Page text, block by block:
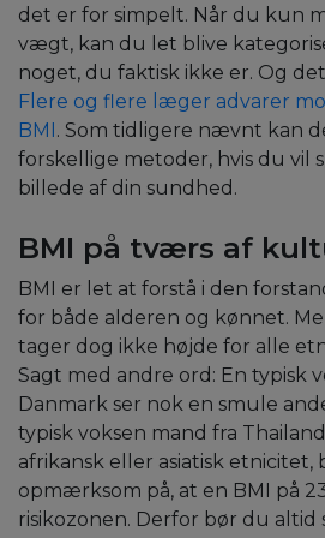
det er for simpelt. Når du kun
vægt, kan du let blive
noget, du faktisk ikke er. Og
Flere og flere læger advarer
BMI. Som tidligere nævnt kan
forskellige metoder, hvis du vil
billede af din sundhed.
BMI på tværs af
BMI er let at forstå i den
for både alderen og kønnet.
tager dog ikke højde for alle
Sagt med andre ord: En typisk
Danmark ser nok en smule
typisk voksen mand fra
afrikansk eller asiatisk
opmærksom på, at en BMI på
risikozonen. Derfor bør du altid